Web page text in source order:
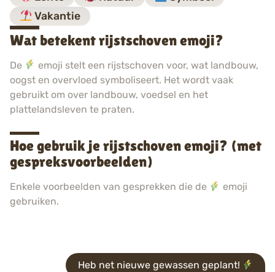
Vakantie
Wat betekent rijstschoven emoji?
De
emoji stelt een rijstschoven voor, wat landbouw,
oogst en overvloed symboliseert. Het wordt vaak
gebruikt om over landbouw, voedsel en het
plattelandsleven te praten.
Hoe gebruik je rijstschoven emoji? (met
gespreksvoorbeelden)
Enkele voorbeelden van gesprekken die de
emoji
gebruiken.
Heb net nieuwe gewassen geplant!